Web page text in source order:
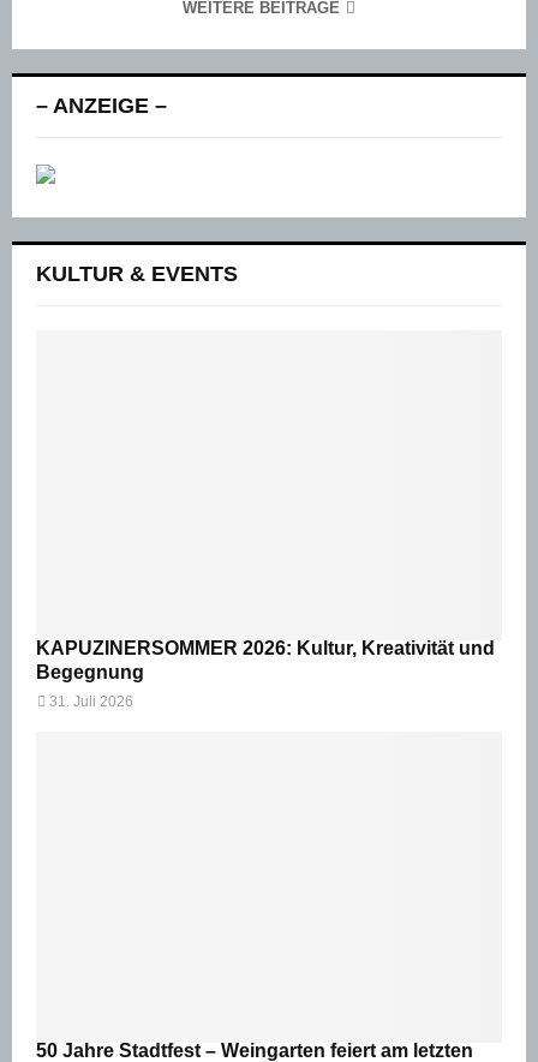
WEITERE BEITRÄGE
– ANZEIGE –
KULTUR & EVENTS
KAPUZINERSOMMER 2026: Kultur, Kreativität und
Begegnung
31. Juli 2026
50 Jahre Stadtfest – Weingarten feiert am letzten